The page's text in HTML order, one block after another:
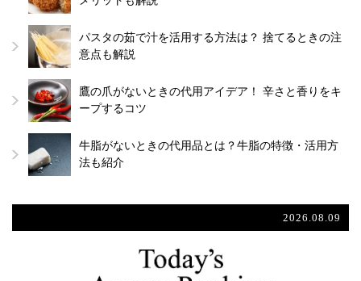
パスタの茹で汁を活用する方法は？ 捨てるときの注
意点も解説
鷹の爪がないときの代用アイデア！ 辛さと香りをキ
ープするコツ
牛脂がないときの代用品とは？牛脂の特徴・活用方
法も紹介
2026.08.09